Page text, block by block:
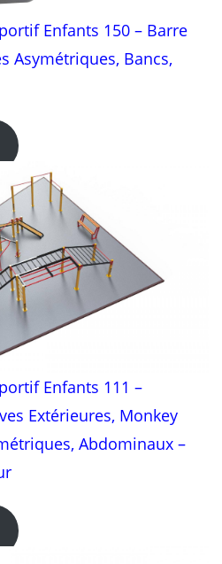
Enfants 150 – Barre
Asymétriques, Bancs,
Parc Sportif
Enfants 111 –
Extérieures, Monkey
Abdominaux –
Parc Sportif